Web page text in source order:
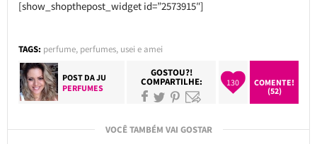
[show_shopthepost_widget id=”2573915″]
TAGS: perfume, perfumes, usei e amei
POST DAJU
PERFUMES
GOSTOU?!
COMPARTILHE: 130
COMENTE!
(52)
VOCÊ TAMBÉM VAI GOSTAR